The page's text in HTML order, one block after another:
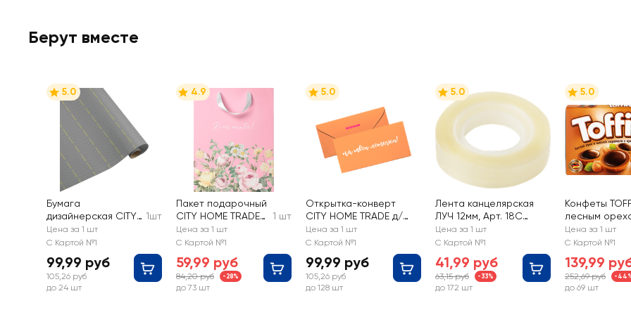
Берут вместе
5.0
Бумага
дизайнерская CITY
HOME TRADE
Special Men
1шт
Цена за 1 шт
С Картой №1
99,99 руб
105,26 руб
до 24 шт
4.9
Пакет подарочный
CITY HOME TRADE
Enamor,
22,7х18х10см, Арт.
1 шт
Цена за 1 шт
С Картой №1
59,99 руб
84,20 руб -28%
до 73 шт
5.0
Открытка-конверт
CITY HOME TRADE д/
денег c эффектом
16,7х8,2
Цена за 1 шт
С Картой №1
99,99 руб
105,26 руб
до 128 шт
5.0
Лента канцелярская
ЛУЧ 12мм, Арт. 18С
1215-08, 30м
Цена за 1 шт
С Картой №1
41,99 руб
63,15 руб -33%
до 172 шт
5.0
Конфеты
лесным
Цена за 1 шт
С Картой №1
139,99
252,69 руб -
до 69 шт